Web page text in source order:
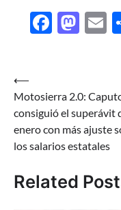
Navegación
de
entradas
⟵
Motosierra 2.0:
consiguió el superávit
enero con más ajuste
los salarios estatales
Related